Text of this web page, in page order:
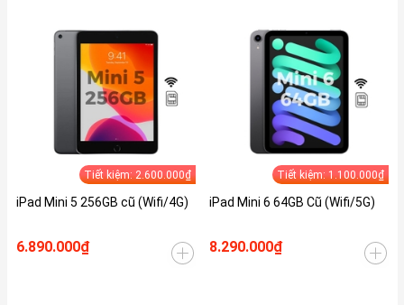
Tiết kiệm: 2.600.000₫
iPad Mini 5 256GB cũ (Wifi/4G)
6.890.000₫
Tiết kiệm: 1.100.000₫
iPad Mini 6 64GB Cũ (Wifi/5G)
8.290.000₫